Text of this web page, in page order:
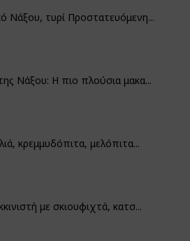
Νάξου, τυρί Προστατευόμενη...
Νάξου: Η πιο πλούσια μακα...
κρεμμυδόπιτα, μελόπιτα...
με σκιουφιχτά, κατσ...